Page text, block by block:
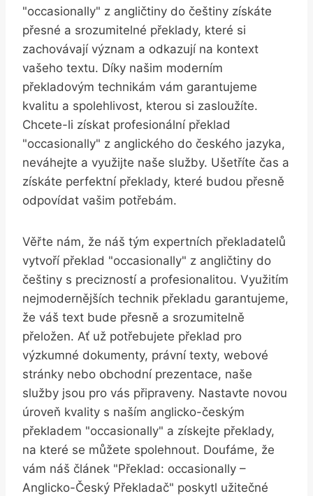
"occasionally" z angličtiny do češtiny získáte
přesné a srozumitelné překlady, které si
zachovávají význam a odkazují na kontext
vašeho textu. Díky našim moderním
překladovým technikám vám garantujeme
kvalitu a spolehlivost, kterou si zasloužíte.
Chcete-li získat profesionální překlad
"occasionally" z anglického do českého jazyka,
neváhejte a využijte naše služby. Ušetříte čas a
získáte perfektní překlady, které budou přesně
odpovídat vašim potřebám.
Věřte nám, že náš tým expertních překladatelů
vytvoří překlad "occasionally" z angličtiny do
češtiny s precizností a profesionalitou. Využitím
nejmodernějších technik překladu garantujeme,
že váš text bude přesně a srozumitelně
přeložen. Ať už potřebujete překlad pro
výzkumné dokumenty, právní texty, webové
stránky nebo obchodní prezentace, naše
služby jsou pro vás připraveny. Nastavte novou
úroveň kvality s naším anglicko-českým
překladem "occasionally" a získejte překlady,
na které se můžete spolehnout. Doufáme, že
vám náš článek "Překlad: occasionally –
Anglicko-Český Překladač" poskytl užitečné